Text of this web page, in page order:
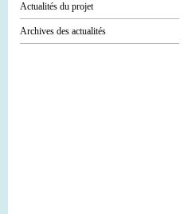
Actualités du projet
Archives des actualités